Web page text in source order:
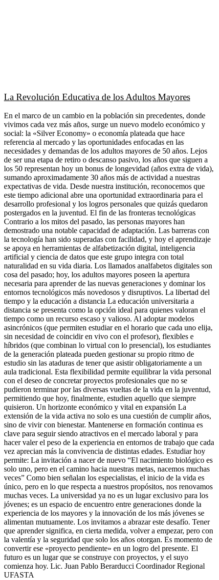
La Revolución Educativa de los Adultos Mayores
En el marco de un cambio en la población sin precedentes, donde
vivimos cada vez más años, surge un nuevo modelo económico y
social: la «Silver Economy» o economía plateada que hace
referencia al mercado y las oportunidades enfocadas en las
necesidades y demandas de los adultos mayores de 50 años. Lejos
de ser una etapa de retiro o descanso pasivo, los años que siguen a
los 50 representan hoy un bonus de longevidad (años extra de vida),
sumando aproximadamente 30 años más de actividad a nuestras
expectativas de vida. Desde nuestra institución, reconocemos que
este tiempo adicional abre una oportunidad extraordinaria para el
desarrollo profesional y los logros personales que quizás quedaron
postergados en la juventud. El fin de las fronteras tecnológicas
Contrario a los mitos del pasado, las personas mayores han
demostrado una notable capacidad de adaptación. Las barreras con
la tecnología han sido superadas con facilidad, y hoy el aprendizaje
se apoya en herramientas de alfabetización digital, inteligencia
artificial y ciencia de datos que este grupo integra con total
naturalidad en su vida diaria. Los llamados analfabetos digitales son
cosa del pasado; hoy, los adultos mayores poseen la apertura
necesaria para aprender de las nuevas generaciones y dominar los
entornos tecnológicos más novedosos y disruptivos. La libertad del
tiempo y la educación a distancia La educación universitaria a
distancia se presenta como la opción ideal para quienes valoran el
tiempo como un recurso escaso y valioso. Al adoptar modelos
asincrónicos (que permiten estudiar en el horario que cada uno elija,
sin necesidad de coincidir en vivo con el profesor), flexibles e
híbridos (que combinan lo virtual con lo presencial), los estudiantes
de la generación plateada pueden gestionar su propio ritmo de
estudio sin las ataduras de tener que asistir obligatoriamente a un
aula tradicional. Esta flexibilidad permite equilibrar la vida personal
con el deseo de concretar proyectos profesionales que no se
pudieron terminar por las diversas vueltas de la vida en la juventud,
permitiendo que hoy, finalmente, estudien aquello que siempre
quisieron. Un horizonte económico y vital en expansión La
extensión de la vida activa no solo es una cuestión de cumplir años,
sino de vivir con bienestar. Mantenerse en formación continua es
clave para seguir siendo atractivos en el mercado laboral y para
hacer valer el peso de la experiencia en entornos de trabajo que cada
vez aprecian más la convivencia de distintas edades. Estudiar hoy
permite: La invitación a nacer de nuevo “El nacimiento biológico es
solo uno, pero en el camino hacia nuestras metas, nacemos muchas
veces” Como bien señalan los especialistas, el inicio de la vida es
único, pero en lo que respecta a nuestros propósitos, nos renovamos
muchas veces. La universidad ya no es un lugar exclusivo para los
jóvenes; es un espacio de encuentro entre generaciones donde la
experiencia de los mayores y la innovación de los más jóvenes se
alimentan mutuamente. Los invitamos a abrazar este desafío. Tener
que aprender significa, en cierta medida, volver a empezar, pero con
la valentía y la seguridad que solo los años otorgan. Es momento de
convertir ese «proyecto pendiente» en un logro del presente. El
futuro es un lugar que se construye con proyectos, y el suyo
comienza hoy. Lic. Juan Pablo Berarducci Coordinador Regional
UFASTA